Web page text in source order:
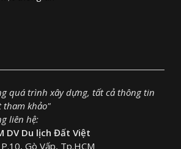
quá trình xây dựng, tất cả thông tin
tham khảo"
liên hệ:
DV Du lịch Đất Việt
Gò Vấp, Tp.HCM